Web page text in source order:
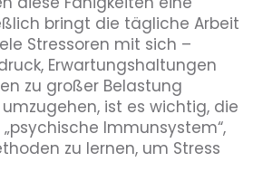
bringt die tägliche Arbeit
Stressoren mit sich –
Erwartungshaltungen
zu großer Belastung
ist es wichtig, die
„psychische Immunsystem“,
zu lernen, um Stress